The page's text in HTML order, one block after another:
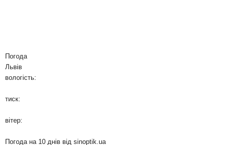
Погода
Львів
вологість:
тиск:
вітер:
Погода на 10 днів від sinoptik.ua